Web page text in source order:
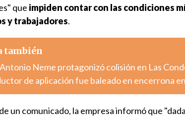
que impiden contar con las condiciones
y trabajadores.
también
Neme protagonizó colisión en Las
de aplicación fue baleado en encerrona
un comunicado, la empresa informó que